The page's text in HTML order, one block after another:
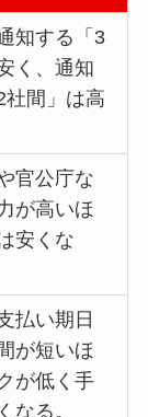
知する「3
く、通知
社間」は高
官公庁な
が高いほ
安くな
払い期日
が短いほ
が低く手
なる。